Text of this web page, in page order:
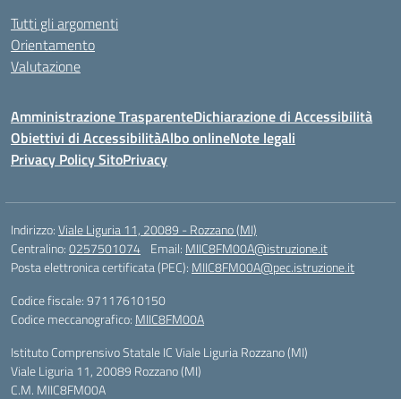
Tutti gli argomenti
Orientamento
Valutazione
Amministrazione TrasparenteDichiarazione di Accessibilità
Obiettivi di AccessibilitàAlbo onlineNote legali
Privacy Policy SitoPrivacy
Indirizzo:Viale Liguria 11, 20089 - Rozzano (MI)
Centralino:0257501074 Email: MIIC8FM00A@istruzione.it
Posta elettronica certificata (PEC): MIIC8FM00A@pec.istruzione.it
Codice fiscale: 97117610150
Codice meccanografico: MIIC8FM00A
Istituto Comprensivo Statale IC Viale Liguria Rozzano (MI)
Viale Liguria 11, 20089 Rozzano (MI)
C.M. MIIC8FM00A